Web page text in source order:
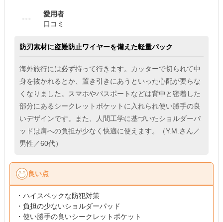
愛用者
口コミ
防刃素材に盗難防止ワイヤーを備えた軽量パック
海外旅行には必ず持って行きます。カッターで切られて中
身を抜かれるとか、置き引きにあうといった心配が要らな
くなりました。スマホやパスポートなどは背中と密着した
部分にあるシークレットポケットに入れられ使い勝手の良
いデザインです。また、人間工学に基づいたショルダーパ
ッドは肩への負担が少なく快適に使えます。（Y.M.さん／
男性／60代）
良い点
・ハイスペックな防犯対策
・負担の少ないショルダーパッド
・使い勝手の良いシークレットポケット